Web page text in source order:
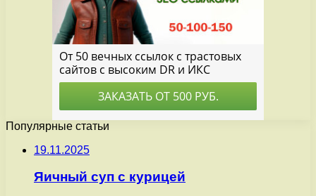
Популярные статьи
19.11.2025
Яичный суп с курицей